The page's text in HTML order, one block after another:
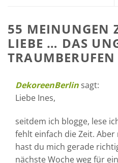
55 MEINUNGEN
IEBE … DAS
RAUMBERUFEN
DekoreenBerlin sagt:
Liebe Ines,
seitdem ich blogge, lese
fehlt einfach die Zeit.
hast du mich gerade
nächste Woche weg für